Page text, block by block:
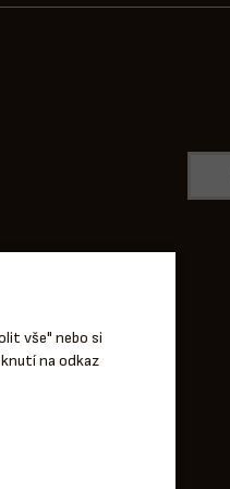
vše" nebo si
na odkaz